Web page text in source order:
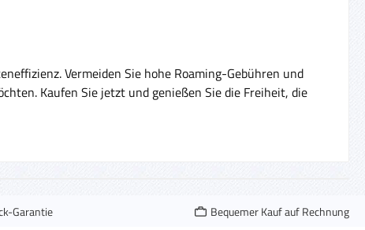
Vermeiden Sie hohe Roaming-Gebühren und
Kaufen Sie jetzt und genießen Sie die Freiheit, die
Garantie Bequemer Kauf auf Rechnung